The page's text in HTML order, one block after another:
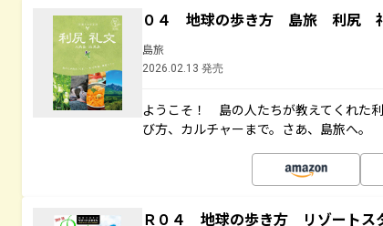
０４ 地球の歩き方 島旅 利尻
島旅
2026.02.13 発売
ようこそ！ 島の人たちが教えてくれた
び方、カルチャーまで。さあ、島旅へ。
Ｒ０４ 地球の歩き方 リゾートス